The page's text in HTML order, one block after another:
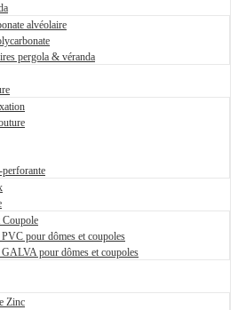
alvéolaire
pergola & véranda
Coupole
pour dômes et coupoles
GALVA pour dômes et coupoles
Zinc